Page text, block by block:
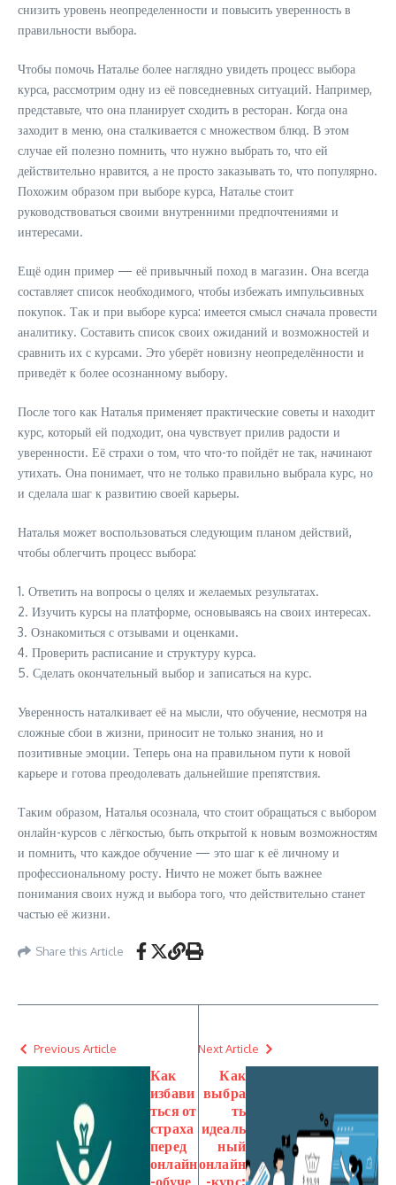
снизить уровень неопределенности и повысить уверенность в
правильности выбора.
Чтобы помочь Наталье более наглядно увидеть процесс выбора
курса, рассмотрим одну из её повседневных ситуаций. Например,
представьте, что она планирует сходить в ресторан. Когда она
заходит в меню, она сталкивается с множеством блюд. В этом
случае ей полезно помнить, что нужно выбрать то, что ей
действительно нравится, а не просто заказывать то, что популярно.
Похожим образом при выборе курса, Наталье стоит
руководствоваться своими внутренними предпочтениями и
интересами.
Ещё один пример — её привычный поход в магазин. Она всегда
составляет список необходимого, чтобы избежать импульсивных
покупок. Так и при выборе курса: имеется смысл сначала провести
аналитику. Составить список своих ожиданий и возможностей и
сравнить их с курсами. Это уберёт новизну неопределённости и
приведёт к более осознанному выбору.
После того как Наталья применяет практические советы и находит
курс, который ей подходит, она чувствует прилив радости и
уверенности. Её страхи о том, что что-то пойдёт не так, начинают
утихать. Она понимает, что не только правильно выбрала курс, но
и сделала шаг к развитию своей карьеры.
Наталья может воспользоваться следующим планом действий,
чтобы облегчить процесс выбора:
1. Ответить на вопросы о целях и желаемых результатах.
2. Изучить курсы на платформе, основываясь на своих интересах.
3. Ознакомиться с отзывами и оценками.
4. Проверить расписание и структуру курса.
5. Сделать окончательный выбор и записаться на курс.
Уверенность наталкивает её на мысли, что обучение, несмотря на
сложные сбои в жизни, приносит не только знания, но и
позитивные эмоции. Теперь она на правильном пути к новой
карьере и готова преодолевать дальнейшие препятствия.
Таким образом, Наталья осознала, что стоит обращаться с выбором
онлайн-курсов с лёгкостью, быть открытой к новым возможностям
и помнить, что каждое обучение — это шаг к её личному и
профессиональному росту. Ничто не может быть важнее
понимания своих нужд и выбора того, что действительно станет
частью её жизни.
Share this Article
Previous Article
Как
избави
ться от
страха
перед
онлайн
Next Article
Как
выбра
ть
идеаль
ный
онлайн